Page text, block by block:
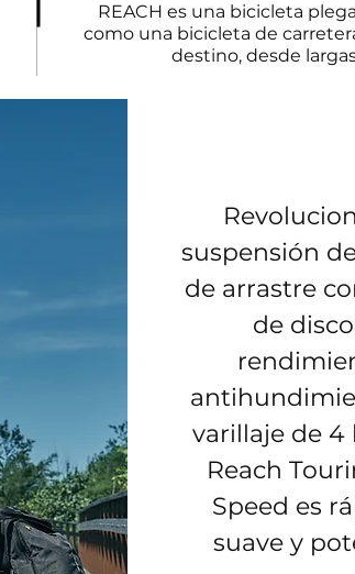
REACH es una bicicleta
como una bicicleta de
destino, desde
suspensión
de arrastre
de
varillaje de 4
Reach
Speed ​​es
suave y